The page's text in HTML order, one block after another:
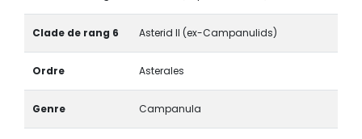
Clade de rang 6 Asterid II (ex-Campanulids)
Ordre Asterales
Genre Campanula